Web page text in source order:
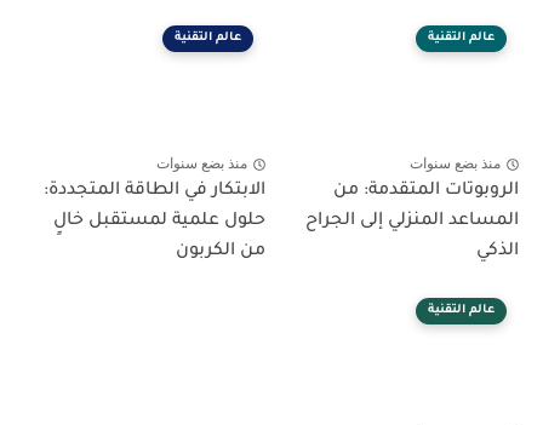
عالم التقنية
منذ بضع سنوات
الروبوتات المتقدمة: من
المساعد المنزلي إلى الجراح
الذكي
عالم التقنية
منذ بضع سنوات
الابتكار في الطاقة المتجددة:
حلول علمية لمستقبل خالٍ
من الكربون
عالم التقنية